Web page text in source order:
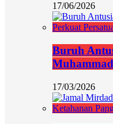
17/06/2026
Buruh
17/03/2026